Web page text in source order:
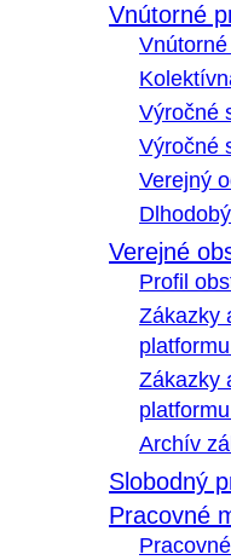
Vnútorné
Výročné
Výročné
Verejný
Verejné
Profil
Zákazky
Zákazky
Archív
Slobodný
Pracovné